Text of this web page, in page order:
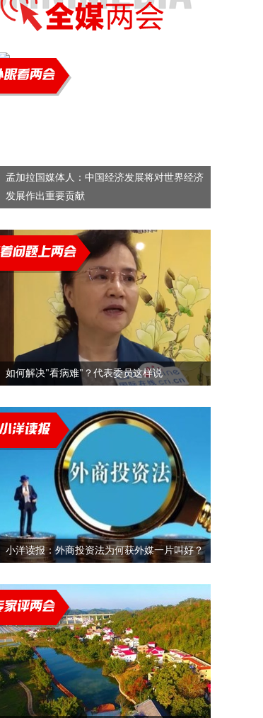
孟加拉国媒体人：中国经济发展将对世界经济
发展作出重要贡献
如何解决"看病难"？代表委员这样说
小洋读报：外商投资法为何获外媒一片叫好？